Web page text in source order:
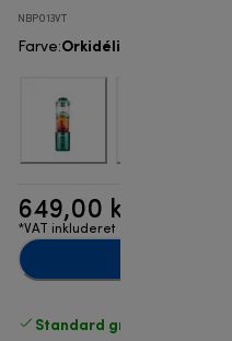
NBP013VT
Farve:Orkidélilla
649,00 kr.
*VAT inkluderet
Standard gratis levering